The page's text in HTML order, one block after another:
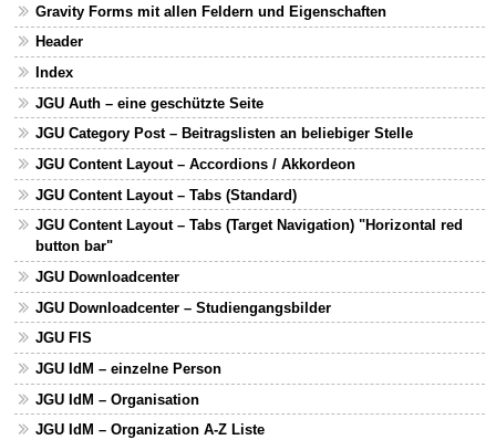
Gravity Forms mit allen Feldern und Eigenschaften
Header
Index
JGU Auth – eine geschützte Seite
JGU Category Post – Beitragslisten an beliebiger Stelle
JGU Content Layout – Accordions / Akkordeon
JGU Content Layout – Tabs (Standard)
JGU Content Layout – Tabs (Target Navigation) "Horizontal red
button bar"
JGU Downloadcenter
JGU Downloadcenter – Studiengangsbilder
JGU FIS
JGU IdM – einzelne Person
JGU IdM – Organisation
JGU IdM – Organization A-Z Liste